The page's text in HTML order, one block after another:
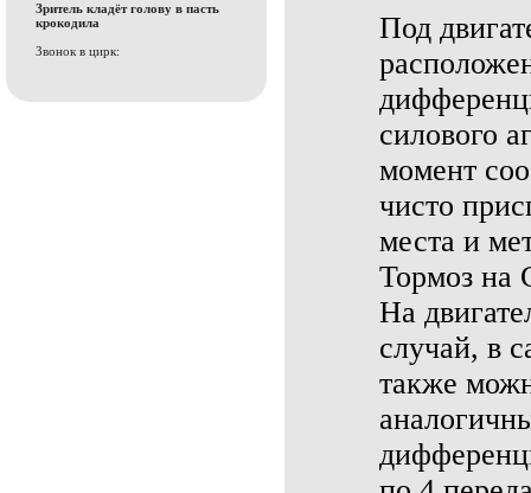
Зритель кладёт голову в пасть
крокодила
Звонок в цирк:
Под
силового
момент
чисто
места и
Тормоз на
На
случай, в
также